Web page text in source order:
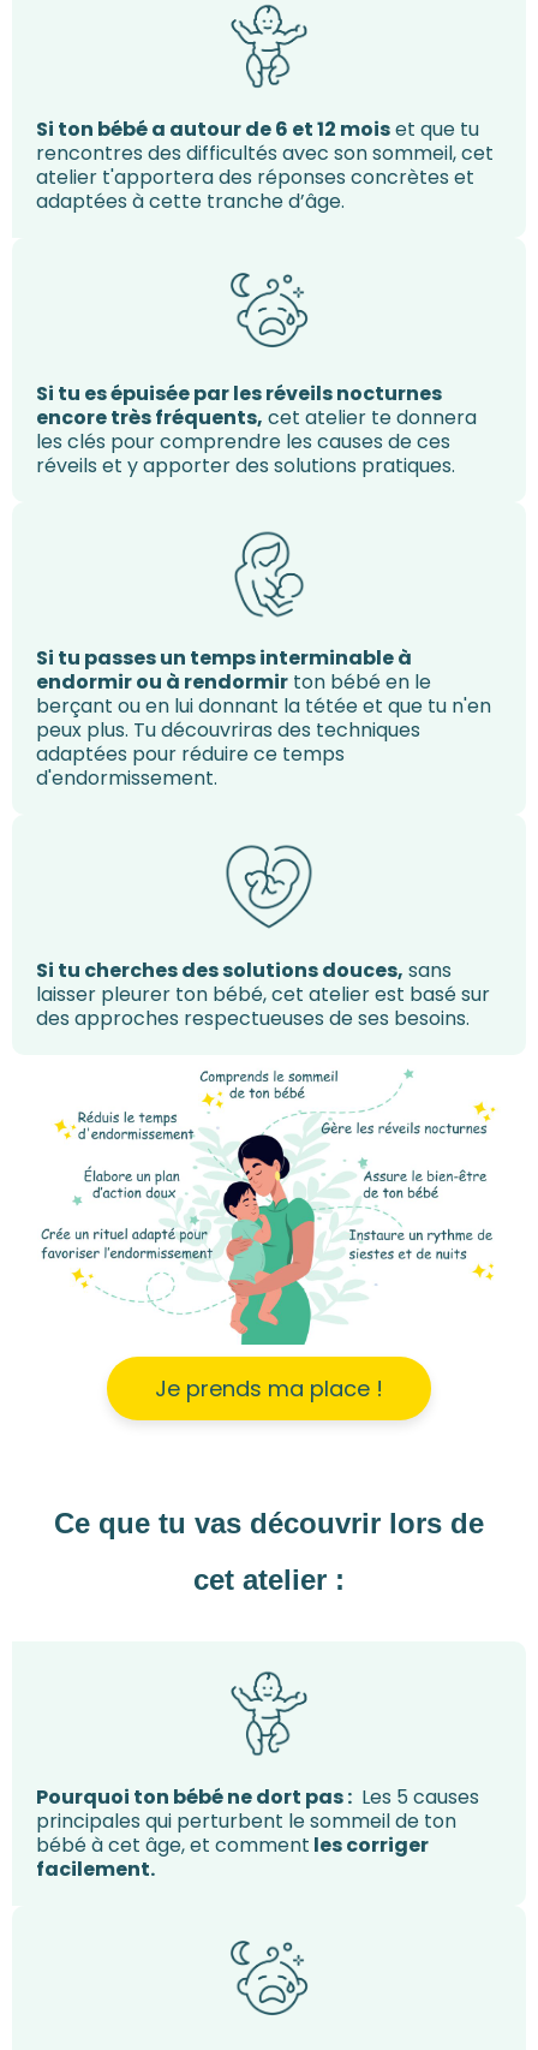
Si ton bébé a autour de 6 et 12 moiset que tu
rencontres des difficultés avec son sommeil, cet
atelier t'apportera des réponses concrètes et
adaptées à cette tranche d’âge.
Si tu es épuisée par les réveils nocturnes
encore très fréquents, cet atelier te donnera
les clés pour comprendre les causes de ces
réveils et y apporter des solutions pratiques.
Si tu passes un temps interminable à
endormir ou à rendormir ton bébé en le
berçant ou en lui donnant la tétée et que tu n'en
peux plus. Tu découvriras des techniques
adaptées pour réduire ce temps
d'endormissement.
Si tu cherches des solutions douces, sans
laisser pleurer ton bébé, cet atelier est basé sur
des approches respectueuses de ses besoins.
Je prends ma place !
Ce que tu vas découvrir lors de
cet atelier :
Pourquoi ton bébé ne dort pas : Les 5 causes
principales qui perturbent le sommeil de ton
bébé à cet âge, et comment les corriger
facilement.